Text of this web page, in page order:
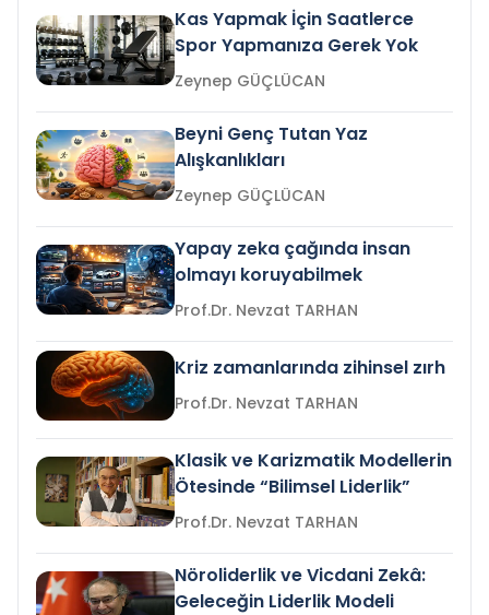
Kas Yapmak İçin Saatlerce
Spor Yapmanıza Gerek Yok
Zeynep GÜÇLÜCAN
Beyni Genç Tutan Yaz
Alışkanlıkları
Zeynep GÜÇLÜCAN
Yapay zeka çağında insan
olmayı koruyabilmek
Prof.Dr. Nevzat TARHAN
Kriz zamanlarında zihinsel zırh
Prof.Dr. Nevzat TARHAN
Klasik ve Karizmatik Modellerin
Ötesinde “Bilimsel Liderlik”
Prof.Dr. Nevzat TARHAN
Nöroliderlik ve Vicdani Zekâ:
Geleceğin Liderlik Modeli